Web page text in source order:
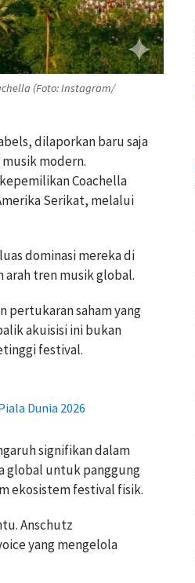
(Foto: Instagram/
dilaporkan baru saja
modern.
Coachella
Serikat, melalui
dominasi mereka di
arah tren musik global.
pertukaran saham yang
akuisisi ini bukan
festival.
Dunia 2026
signifikan dalam
global untuk panggung
ekosistem festival fisik.
Anschutz
yang mengelola